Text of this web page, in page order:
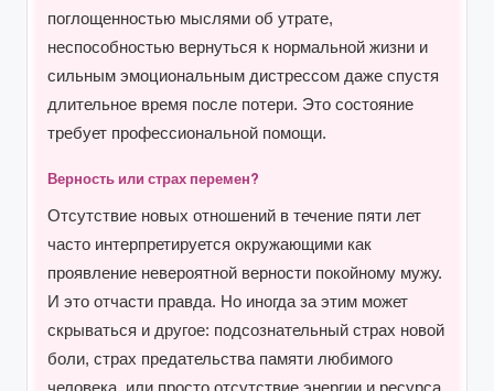
поглощенностью мыслями об утрате,
неспособностью вернуться к нормальной жизни и
сильным эмоциональным дистрессом даже спустя
длительное время после потери. Это состояние
требует профессиональной помощи.
Верность или страх перемен?
Отсутствие новых отношений в течение пяти лет
часто интерпретируется окружающими как
проявление невероятной верности покойному мужу.
И это отчасти правда. Но иногда за этим может
скрываться и другое: подсознательный страх новой
боли, страх предательства памяти любимого
человека, или просто отсутствие энергии и ресурса